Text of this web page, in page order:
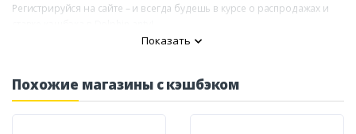
Регистрируйся на сайте – и всегда будешь в курсе о распродажах и
Показать
Похожие магазины с кэшбэком